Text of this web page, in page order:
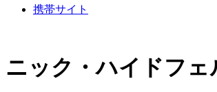
携帯サイト
ニック・ハイドフェ